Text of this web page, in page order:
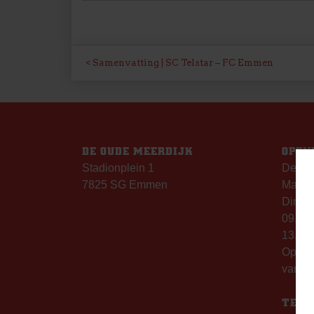
BERICHT
NAVIGATIE
Samenvatting | SC Telstar – FC Emmen
DE OUDE MEERDIJK
Stadionplein 1
7825 SG Emmen
De
09.00
13.00
Op
vanaf